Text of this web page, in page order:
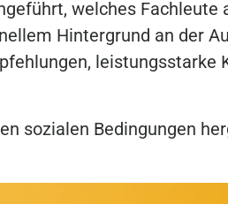
welches Fachleute
Hintergrund an der
leistungsstarke
sozialen Bedingungen